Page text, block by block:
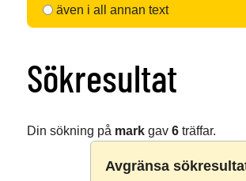
även i all annan text
Sökresultat
Din sökning på markgav 6träffar.
Avgränsa